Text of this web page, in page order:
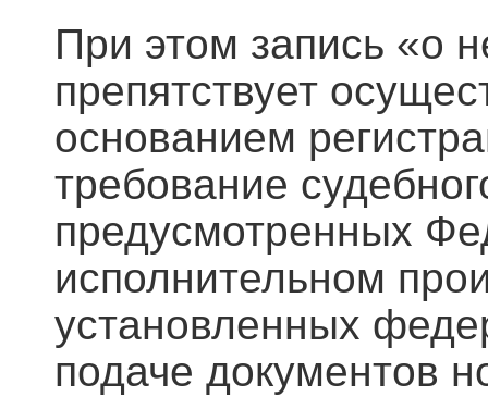
При этом запись «о
препятствует
основанием
требование
предусмотренных
исполнительном
установленных
подаче документов